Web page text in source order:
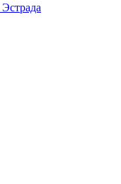
Эстрада